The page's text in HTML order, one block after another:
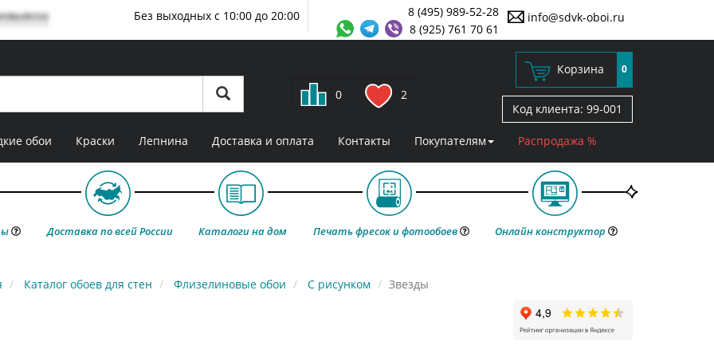
info@sdvk-oboi.ru
8 (495) 989-52-28
8 (925) 761 70 61
Без выходных с 10:00 до 20:00
0 2
Корзина 0
Код клиента: 99-001
обои Краски Лепнина Доставка и оплата Контакты Покупателям Распродажа %
Доставка по всей России Каталоги на дом Печать фресок и фотообоев Онлайн конструктор
Каталог обоев для стен Флизелиновые обои С рисунком Звезды